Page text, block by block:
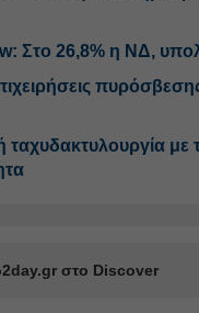
Στο 26,8% η ΝΔ,
με
στο Discover